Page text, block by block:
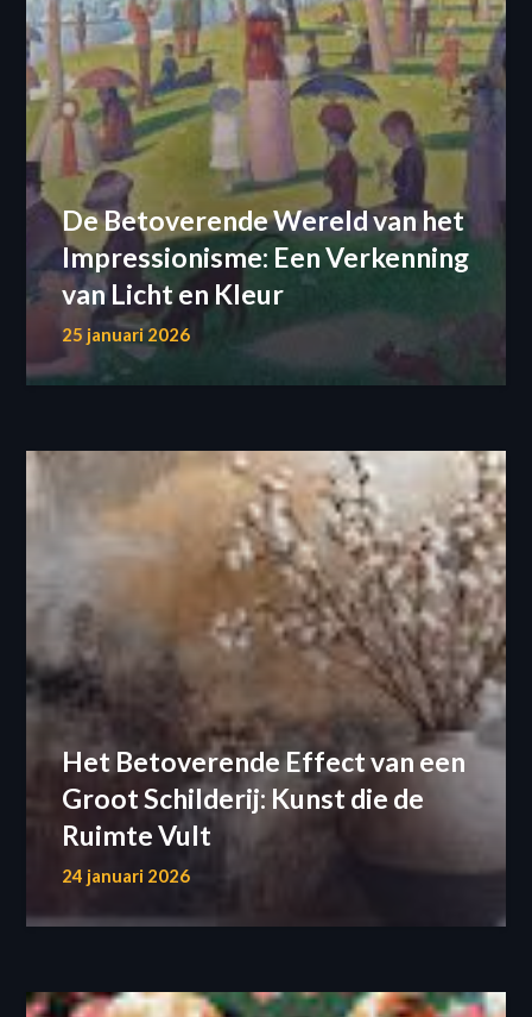
De Betoverende Wereld van het
Impressionisme: Een Verkenning
van Licht en Kleur
25 januari 2026
Het Betoverende Effect van een
Groot Schilderij: Kunst die de
Ruimte Vult
24 januari 2026